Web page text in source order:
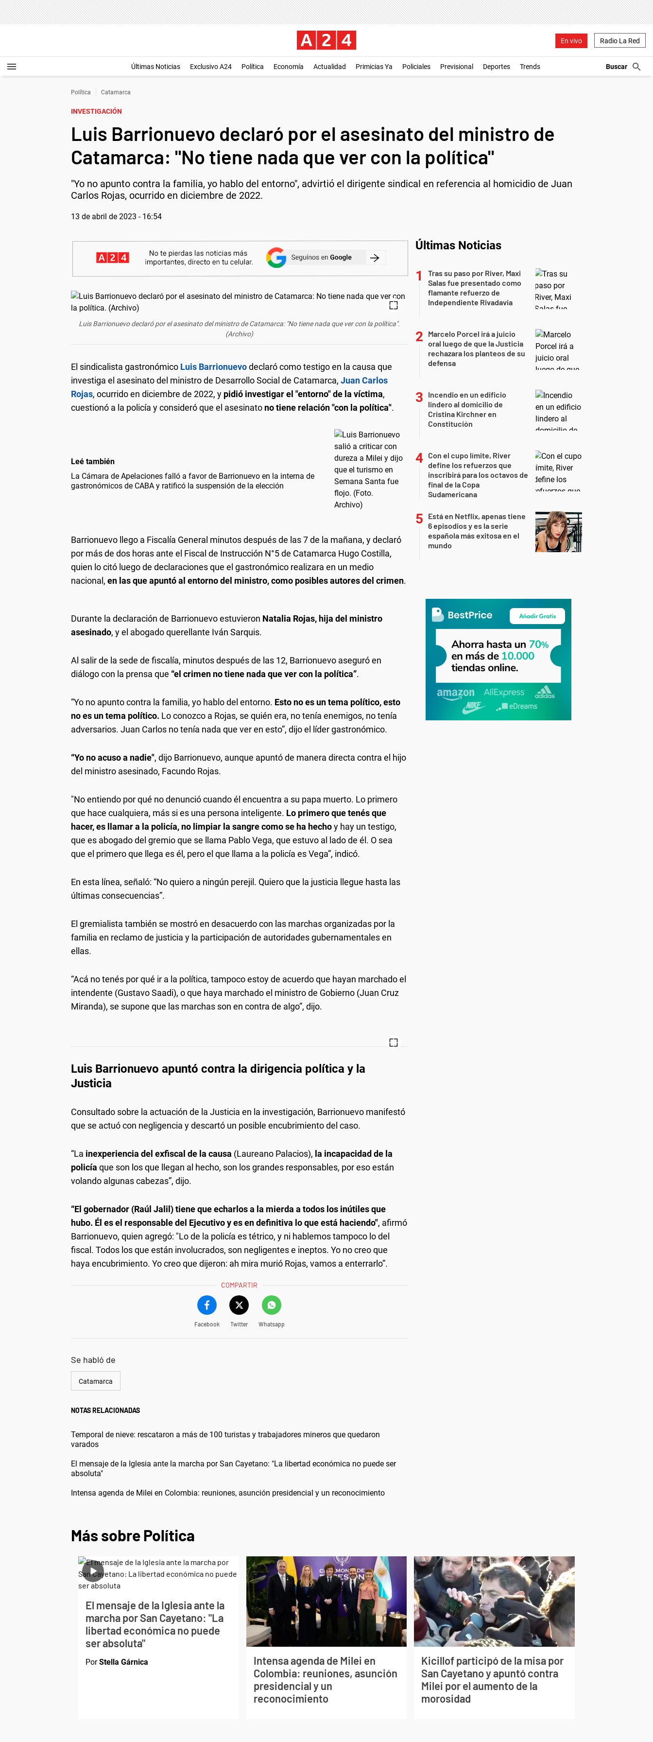
En vivo Radio La Red
Últimas Noticias Exclusivo A24 Política Economía Actualidad Primicias Ya Policiales Previsional Deportes Trends
Política Catamarca
INVESTIGACIÓN
Luis Barrionuevo declaró por el asesinato del ministro de
Catamarca: "No tiene nada que ver con la política"
"Yo no apunto contra la familia, yo hablo del entorno", advirtió el dirigente sindical en referencia al homicidio de Juan
Carlos Rojas, ocurrido en diciembre de 2022.
13 de abril de 2023 - 16:54
Luis Barrionuevo declaró por el asesinato del ministro de Catamarca: "No tiene nada que ver con la política".
(Archivo)
El sindicalista gastronómico Luis Barrionuevodeclaró como testigo en la causa que
investiga el asesinato del ministro de Desarrollo Social de Catamarca, Juan Carlos
Rojas, ocurrido en diciembre de 2022, y pidió investigar el "entorno" de la víctima,
cuestionó a la policía y consideró que el asesinato no tiene relación "con la política".
Leé también
La Cámara de Apelaciones falló a favor de Barrionuevo en la interna de
gastronómicos de CABA y ratificó la suspensión de la elección
Barrionuevo llego a Fiscalía General minutos después de las 7 de la mañana, y declaró
por más de dos horas ante el Fiscal de Instrucción N°5 de Catamarca Hugo Costilla,
quien lo citó luego de declaraciones que el gastronómico realizara en un medio
nacional, en las que apuntó al entorno del ministro, como posibles autores del crimen.
Durante la declaración de Barrionuevo estuvieron Natalia Rojas, hija del ministro
asesinado, y el abogado querellante Iván Sarquis.
Al salir de la sede de fiscalía, minutos después de las 12, Barrionuevo aseguró en
diálogo con la prensa que “el crimen no tiene nada que ver con la política”.
“Yo no apunto contra la familia, yo hablo del entorno. Esto no es un tema político, esto
no es un tema político. Lo conozco a Rojas, se quién era, no tenía enemigos, no tenía
adversarios. Juan Carlos no tenía nada que ver en esto”, dijo el líder gastronómico.
“Yo no acuso a nadie", dijo Barrionuevo, aunque apuntó de manera directa contra el hijo
del ministro asesinado, Facundo Rojas.
"No entiendo por qué no denunció cuando él encuentra a su papa muerto. Lo primero
que hace cualquiera, más si es una persona inteligente. Lo primero que tenés que
hacer, es llamar a la policía, no limpiar la sangre como se ha hechoy hay un testigo,
que es abogado del gremio que se llama Pablo Vega, que estuvo al lado de él. O sea
que el primero que llega es él, pero el que llama a la policía es Vega”, indicó.
En esta línea, señaló: “No quiero a ningún perejil. Quiero que la justicia llegue hasta las
últimas consecuencias”.
El gremialista también se mostró en desacuerdo con las marchas organizadas por la
familia en reclamo de justicia y la participación de autoridades gubernamentales en
ellas.
“Acá no tenés por qué ir a la política, tampoco estoy de acuerdo que hayan marchado el
intendente (Gustavo Saadi), o que haya marchado el ministro de Gobierno (Juan Cruz
Miranda), se supone que las marchas son en contra de algo”, dijo.
Luis Barrionuevo apuntó contra la dirigencia política y la
Justicia
Consultado sobre la actuación de la Justicia en la investigación, Barrionuevo manifestó
que se actuó con negligencia y descartó un posible encubrimiento del caso.
“La inexperiencia del exfiscal de la causa (Laureano Palacios), la incapacidad de la
policía que son los que llegan al hecho, son los grandes responsables, por eso están
volando algunas cabezas”, dijo.
“El gobernador (Raúl Jalil) tiene que echarlos a la mierda a todos los inútiles que
hubo. Él es el responsable del Ejecutivo y es en definitiva lo que está haciendo", afirmó
Barrionuevo, quien agregó: "Lo de la policía es tétrico, y ni hablemos tampoco lo del
fiscal. Todos los que están involucrados, son negligentes e ineptos. Yo no creo que
haya encubrimiento. Yo creo que dijeron: ah mira murió Rojas, vamos a enterrarlo”.
COMPARTIR
Facebook Twitter Whatsapp
Se habló de
Catamarca
NOTAS RELACIONADAS
Temporal de nieve: rescataron a más de 100 turistas y trabajadores mineros que quedaron
varados
El mensaje de la Iglesia ante la marcha por San Cayetano: "La libertad económica no puede ser
absoluta"
Intensa agenda de Milei en Colombia: reuniones, asunción presidencial y un reconocimiento
Últimas Noticias
Tras su paso por River, Maxi
Salas fue presentado como
flamante refuerzo de
Independiente Rivadavia
Marcelo Porcel irá a juicio
oral luego de que la Justicia
rechazara los planteos de su
defensa
Incendio en un edificio
lindero al domicilio de
Cristina Kirchner en
Constitución
Con el cupo límite, River
define los refuerzos que
inscribirá para los octavos de
final de la Copa
Sudamericana
Está en Netflix, apenas tiene
6 episodios y es la serie
española más exitosa en el
mundo
Más sobre Política
El mensaje de la Iglesia ante la
marcha por San Cayetano: "La
libertad económica no puede
ser absoluta"
PorStella Gárnica
Intensa agenda de Milei en
Colombia: reuniones, asunción
presidencial y un
reconocimiento
Kicillof participó de la misa por
San Cayetano y apuntó contra
Milei por el aumento de la
morosidad